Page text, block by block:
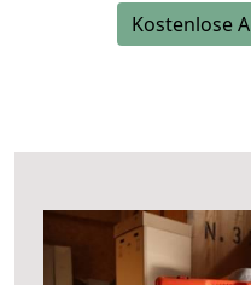
Kostenlose